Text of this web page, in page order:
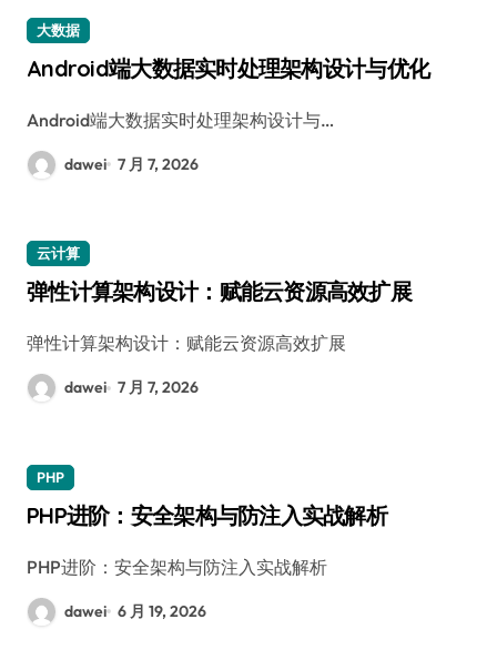
大数据
Android端大数据实时处理架构设计与优化
Android端大数据实时处理架构设计与…
dawei 7 月 7, 2026
云计算
弹性计算架构设计：赋能云资源高效扩展
弹性计算架构设计：赋能云资源高效扩展
dawei 7 月 7, 2026
PHP
PHP进阶：安全架构与防注入实战解析
PHP进阶：安全架构与防注入实战解析
dawei 6 月 19, 2026